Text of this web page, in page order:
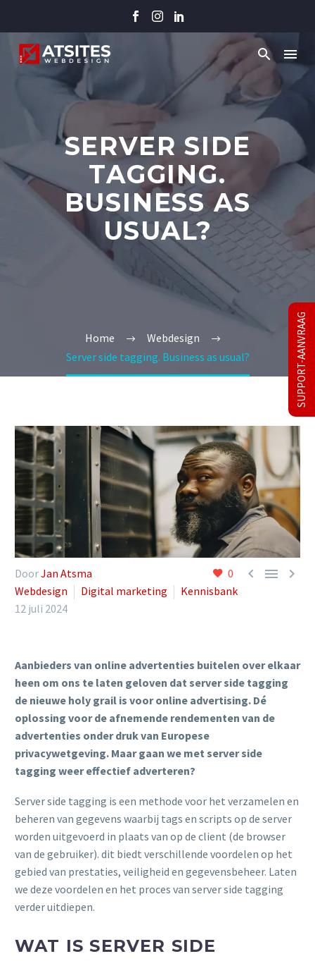
SERVER SIDE
TAGGING.
BUSINESS AS
USUAL?
Home
Webdesign
Server side tagging. Business as usual?
0   
DoorJan Atsma
Webdesign
Digital marketing
Kennisbank
12 juli 2024
Aanbieders van online advertenties buitelen over elkaar
heen om ons te laten geloven dat server side tagging
de nieuwe holy grail is voor online advertising. Dé
oplossing voor de afnemende rendementen van de
advertenties onder druk van Europese
privacywetgeving. Maar gaan we met server side
tagging weer effectief adverteren?
Server side tagging is een methode voor het verzamelen en
beheren van gegevens waarbij tags en scripts op de server
worden uitgevoerd in plaats van op de client (de browser
van de gebruiker). dit biedt verschillende voordelen op het
gebied van prestaties, veiligheid en gegevensbeheer. Laten
we deze voordelen en het proces van server side tagging
verder uitdiepen.
WAT IS SERVER SIDE
SUPPORT-AANVRAAG